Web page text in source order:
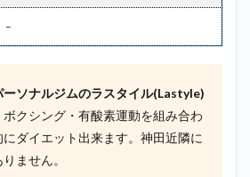
–
ーソナルジムのラスタイル(Lastyle)
ボクシング・有酸素運動を組み合わ
ダイエット出来ます。神田近隣に
ません。